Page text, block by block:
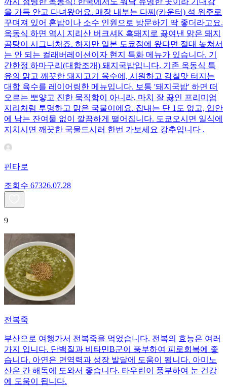
을 가득 안고 다녀왔어요. 매장 내부는 다찌(카운터) 석 위주로
꾸며져 있어 혼밥이나 소수 인원으로 방문하기 딱 좋더라고요.
옥동식 하면 역시 지리산 버크셔K 흑돼지로 끓여낸 맑은 돼지
곰탕이 시그니처죠. 하지만 일본 도쿄점에 왔다면 절대 놓쳐서
는 안 되는 컬래버레이션이자 현지 특화 메뉴가 있습니다. 기
간한정 하마구리(대합조개) 돼지국밥입니다. 기존 옥동식 특
유의 맑고 깨끗한 돼지고기 육수에, 시원하고 감칠맛 터지는
대합 육수를 레이어링한 메뉴입니다. 보통 '돼지국밥' 하면 떠
오르는 뽀얗고 진한 묵직함이 아니라, 마치 잘 끓인 프리미엄
지리처럼 투명하고 맑은 국물이에요. 잡내는 단 1도 없고, 입안
에 남는 잔여물 없이 깔끔하게 떨어집니다. 도쿄오시면 일식에
지치시면 깨끗한 국물드시러 한번 가보세요 강추입니다 .
핀타로
조회수 67326.07.28
9
전복죽
부산으로 여행가서 전복죽을 먹었습니다. 전복의 효능은 여러
가지 입니다. 단백질과 비타민B군이 풍부하여 피로회복에 좋
습니다. 아연은 면역력과 성장 발달에 도움이 됩니다. 아미노
산은 간 해독에 도와서 좋습니다. 타우린이 풍부하여 눈 건강
에 도움이 됩니다.